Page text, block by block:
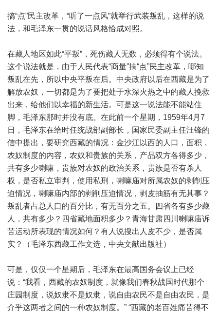
搞“点”民主改革，“听了一点风”就举行武装叛乱，这样的说
法，和毛泽东一贯的说话风格恰成对照。
在藏人地区如此“平叛”，死伤藏人无数，必须得有个说法。
这个说法就是，由于人民代表“商量”搞“点”民主改革，哪知
叛乱在先，所以中央平叛在后。中央政府以后在西藏是为了
解放农奴，一切都是为了要把处于水深火热之中的藏人挽救
出来，给他们以幸福的新生活。可是这一说法能不能站住
脚，毛泽东那时并没有底。在此前一个星期，1959年4月7
日，毛泽东在给时任统战部副部长，国家民委副主任汪锋的
信中提出，要研究西藏的情况：金沙江以西的人口，面积，
农奴制度的内容，农奴和贵族的关系，产品双方各得多少，
共有多少喇嘛，贵族对农奴的政治关系，贵族是否有杀人
权，是否私立审判，使用私刑，喇嘛庙对所属农奴的剥削压
迫情况，喇嘛庙内部的剥削压迫情况，剥皮抽筋有无其事？
叛乱者占总人口的百分比，有无百分之五。四省各有多少藏
人，共有多少？四省藏地面积多少？青海甘肃四川喇嘛庙诉
苦运动所表现的情况如何？有人说搜出人皮不少，是否属
实？（毛泽东西藏工作文选，中央文献出版社）
可是，仅仅一个星期后，毛泽东在最高国务会议上已经
说：“我看，西藏的农奴制度，就像我们春秋战国时代那个
庄园制度，说奴隶不是奴隶，说自由农民不是自由农民，是
介乎这两者之间的一种农奴制度。” “西藏的老百姓痛苦得不